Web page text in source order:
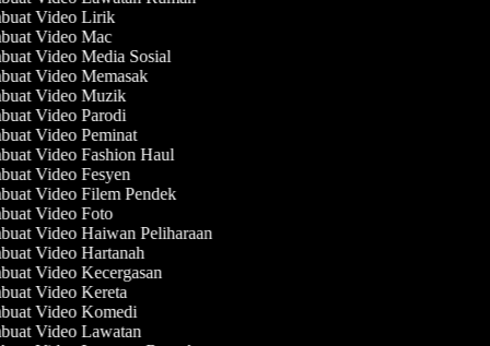
Video Lirik
Video Mac
Video Media Sosial
Video Memasak
Video Muzik
Video Parodi
Video Peminat
Video Fashion Haul
Video Fesyen
Video Filem Pendek
Video Foto
Video Haiwan Peliharaan
Video Hartanah
Video Kecergasan
Video Kereta
Video Komedi
Video Lawatan